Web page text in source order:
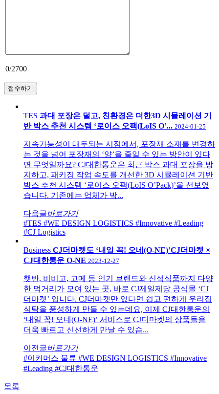
0/2700
TES 과대 포장은 덜고, 친환경은 더한3D 시뮬레이션 기
반 박스 추천 시스템 ‘로이스 오팩(LoIS O’... 2024-01-25
지속가능성이 대두되는 시점에서, 포장재 소재를 변경하
는 것을 넘어 포장재의 ‘양’을 줄일 수 있는 방안이 있다
면 무엇일까요? CJ대한통운은 최근 박스 과대 포장을 방
지하고, 패키징 작업 속도를 개선한 3D 시뮬레이션 기반
박스 추천 시스템 ‘로이스 오팩(LoIS O’Pack)’을 선보였
습니다. 기존에는 업체가 박...
다음글바로가기
#TES #WE DESIGN LOGISTICS #Innovative #Leading
#CJ Logistics
Business CJ더마켓도 ‘내일 꼭! 오네(O-NE)’CJ더마켓 ×
CJ대한통운 O-NE 2023-12-27
햇반, 비비고, 고메 등 인기 브랜드와 신석식품까지 다양
한 먹거리가 모여 있는 곳, 바로 CJ제일제당 공식몰 ‘CJ
더마켓’ 입니다. CJ더마켓만 있다면 쉽고 편하게 우리집
식탁을 풍성하게 만들 수 있는데요, 이제 CJ대한통운의
‘내일 꼭! 오네(O-NE)’ 서비스로 CJ더마켓의 상품들을
더욱 빠르고 신선하게 만날 수 있습...
이전글바로가기
#이커머스 물류 #WE DESIGN LOGISTICS #Innovative
#Leading #CJ대한통운
목록